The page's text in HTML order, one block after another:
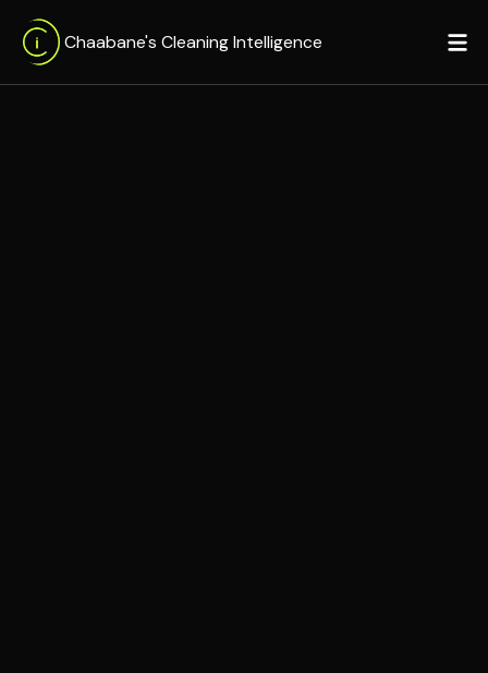
Chaabane's Cleaning Intelligence